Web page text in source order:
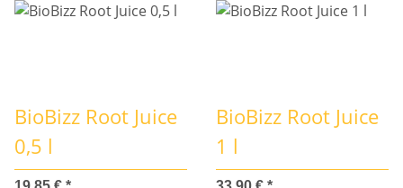
BioBizz Root Juice
0,5 l
BioBizz Root Juice
1 l